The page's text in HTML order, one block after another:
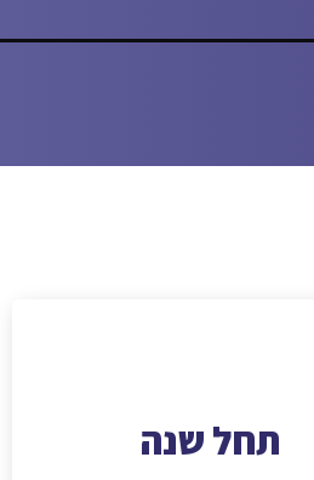
תחל שנה